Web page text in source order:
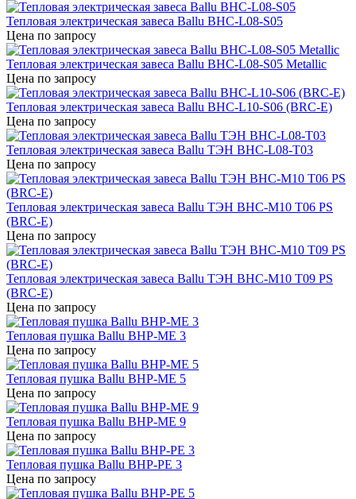
Тепловая электрическая завеса Ballu BHC-L08-S05
Цена по запросу
Тепловая электрическая завеса Ballu BHC-L08-S05 Metallic
Цена по запросу
Тепловая электрическая завеса Ballu BHC-L10-S06 (BRC-E)
Цена по запросу
Тепловая электрическая завеса Ballu ТЭН BHC-L08-T03
Цена по запросу
Тепловая электрическая завеса Ballu ТЭН BHC-M10 T06 PS
(BRC-E)
Цена по запросу
Тепловая электрическая завеса Ballu ТЭН BHC-M10 T09 PS
(BRC-E)
Цена по запросу
Тепловая пушка Ballu BHP-ME 3
Цена по запросу
Тепловая пушка Ballu BHP-ME 5
Цена по запросу
Тепловая пушка Ballu BHP-ME 9
Цена по запросу
Тепловая пушка Ballu BHP-PE 3
Цена по запросу